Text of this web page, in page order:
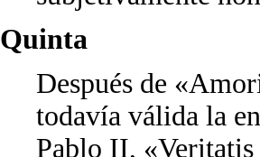
Quinta
Después de
todavía válida la
Pablo II, «Veritatis